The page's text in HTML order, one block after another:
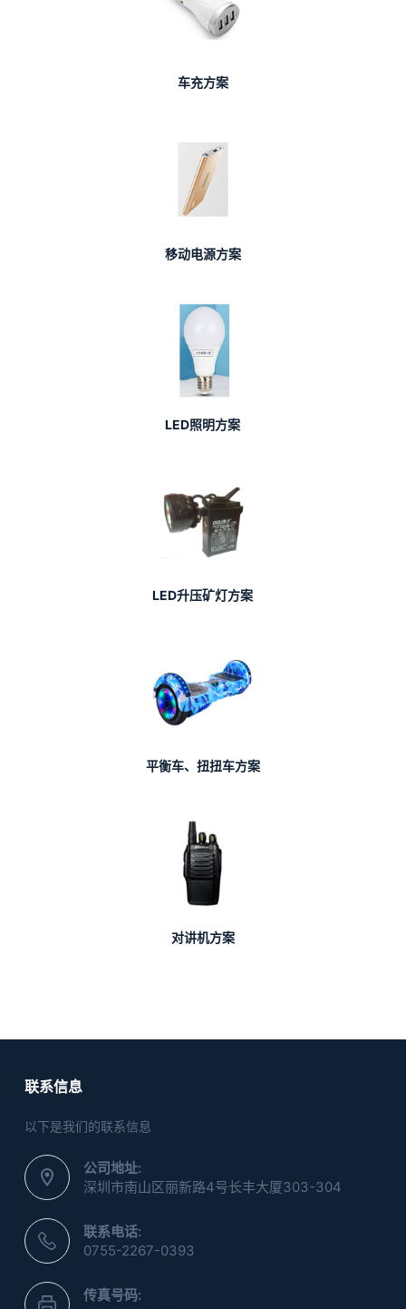
车充方案
移动电源方案
LED照明方案
LED升压矿灯方案
平衡车、扭扭车方案
对讲机方案
联系信息
以下是我们的联系信息
公司地址:
深圳市南山区丽新路4号长丰大厦303-304
联系电话:
0755-2267-0393
传真号码: